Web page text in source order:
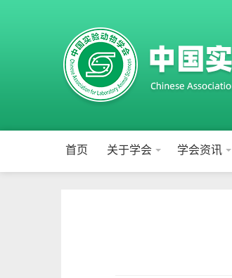
首页 关于学会 学会资讯